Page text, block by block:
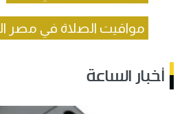
مواقيت الصلاة في مصر
أخبار الساعة